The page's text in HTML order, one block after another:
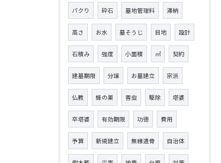
パクり 砕石 墓地管理料 滞納
高さ お水 墓そうじ 目地 設計
石積み 強度 小面積 ㎡ 契約
建墓期限 分譲 お墓建立 宗派
仏教 蜂の巣 害虫 駆除 塔婆
卒塔婆 有効期限 功徳 費用
予算 新規建立 無縁遺骨 自治体